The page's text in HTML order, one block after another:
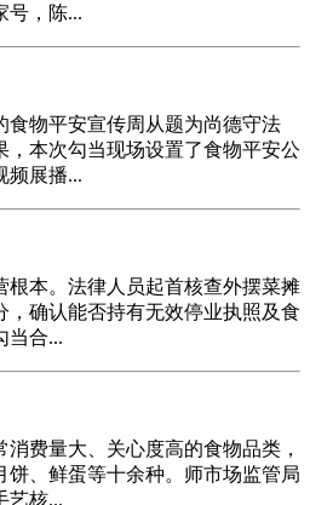
号，陈...
食物平安宣传周从题为尚德守法
，本次勾当现场设置了食物平安公
频展播...
根本。法律人员起首核查外摆菜摊
，确认能否持有无效停业执照及食
当合...
费量大、关心度高的食物品类，
饼、鲜蛋等十余种。师市场监管局
艺核...